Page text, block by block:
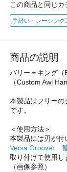
この商品と同じカ
手縫い・レーシング
商品の説明
バリー＝キング
（Custom Awl
本製品はフリーの
です。
＜使用方法＞
本製品には刃が付
Versa Groover
取り付けて使用し
（画像参照）